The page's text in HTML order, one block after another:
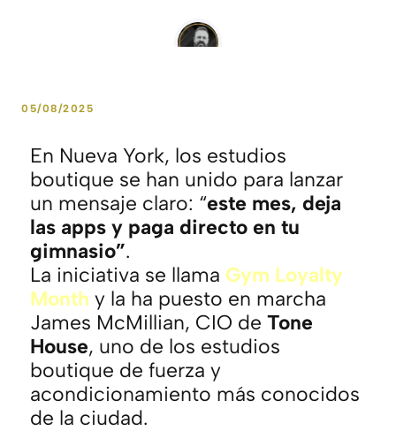
05/08/2025
En Nueva York, los estudios
boutique se han unido para lanzar
un mensaje claro: “este mes, deja
las apps y paga directo en tu
gimnasio”.
La iniciativa se llama Gym Loyalty
Month y la ha puesto en marcha
James McMillian, CIO de Tone
House, uno de los estudios
boutique de fuerza y
acondicionamiento más conocidos
de la ciudad.